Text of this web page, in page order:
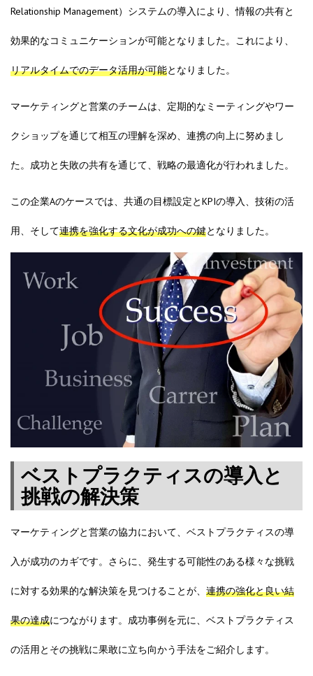
Relationship Management）システムの導入により、情報の共有と
効果的なコミュニケーションが可能となりました。これにより、
リアルタイムでのデータ活用が可能となりました。
マーケティングと営業のチームは、定期的なミーティングやワー
クショップを通じて相互の理解を深め、連携の向上に努めまし
た。成功と失敗の共有を通じて、戦略の最適化が行われました。
この企業Aのケースでは、共通の目標設定とKPIの導入、技術の活
用、そして連携を強化する文化が成功への鍵となりました。
ベストプラクティスの導入と
挑戦の解決策
マーケティングと営業の協力において、ベストプラクティスの導
入が成功のカギです。さらに、発生する可能性のある様々な挑戦
に対する効果的な解決策を見つけることが、 連携の強化と良い結
果の達成につながります。成功事例を元に、ベストプラクティス
の活用とその挑戦に果敢に立ち向かう手法をご紹介します。